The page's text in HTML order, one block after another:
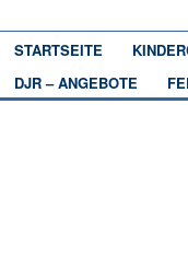
STARTSEITE
DJR – ANGEBOTE